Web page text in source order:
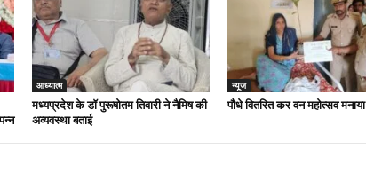
आध्यात्म
मध्यप्रदेश के डॉ पुरूषोतम तिवारी ने नैमिष की
अव्यवस्था बताई
न्यूज
पौधे वितरित कर वन महोत्सव मनाया